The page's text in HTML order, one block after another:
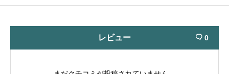
レビュー  0